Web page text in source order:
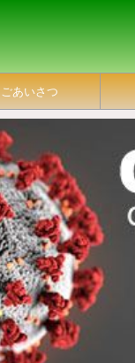
ごあいさつ